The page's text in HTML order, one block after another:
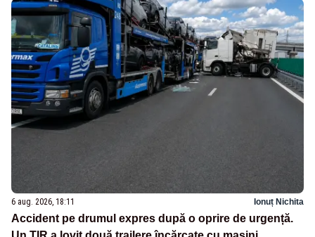
6 aug. 2026, 18:11 Ionuț Nichita
Accident pe drumul expres după o oprire de urgență.